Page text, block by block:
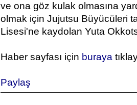
ve ona göz kulak olmasına
olmak için Jujutsu Büyücüleri
Lisesi'ne kaydolan Yuta
Haber sayfası için buraya
Paylaş